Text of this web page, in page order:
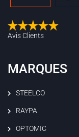
Avis Clients
MARQUES
STEELCO
RAYPA
OPTOMIC